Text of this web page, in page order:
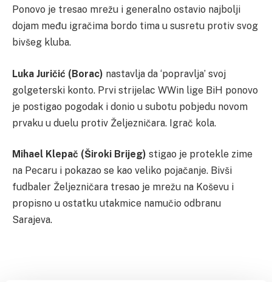
Ponovo je tresao mrežu i generalno ostavio najbolji
dojam među igračima bordo tima u susretu protiv svog
bivšeg kluba.
Luka Juričić (Borac) nastavlja da ‘popravlja’ svoj
golgeterski konto. Prvi strijelac WWin lige BiH ponovo
je postigao pogodak i donio u subotu pobjedu novom
prvaku u duelu protiv Željezničara. Igrač kola.
Mihael Klepač (Široki Brijeg) stigao je protekle zime
na Pecaru i pokazao se kao veliko pojačanje. Bivši
fudbaler Željezničara tresao je mrežu na Koševu i
propisno u ostatku utakmice namučio odbranu
Sarajeva.